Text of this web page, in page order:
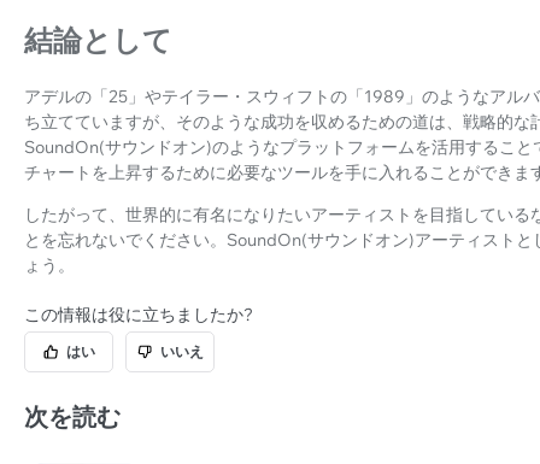
結論として
アデルの「25」やテイラー・スウィフトの「1989」のようなアル
ち立てていますが、そのような成功を収めるための道は、戦略的
SoundOn(サウンドオン)のようなプラットフォームを活用するこ
チャートを上昇するために必要なツールを手に入れることができま
したがって、世界的に有名になりたいアーティストを目指してい
とを忘れないでください。SoundOn(サウンドオン)アーティスト
ょう。
この情報は役に立ちましたか?
はい いいえ
次を読む